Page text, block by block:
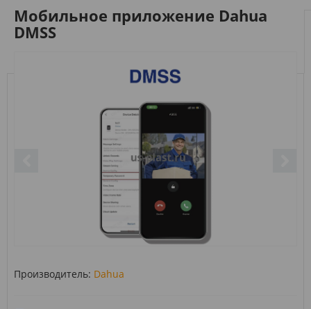
Мобильное приложение Dahua
DMSS
Производитель: Dahua